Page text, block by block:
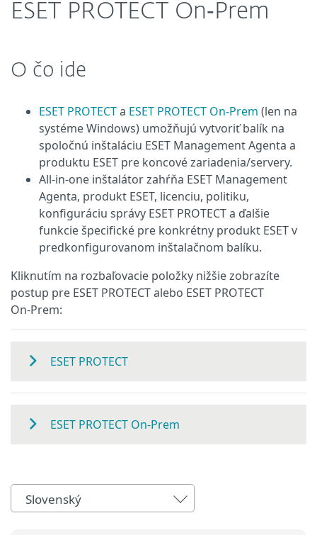
ESET PROTECT On‑Prem
O čo ide
ESET PROTECTa ESET PROTECT On-Prem (len na
systéme Windows) umožňujú vytvoriť balík na
spoločnú inštaláciu ESET Management Agenta a
produktu ESET pre koncové zariadenia/servery.
All-in-one inštalátor zahŕňa ESET Management
Agenta, produkt ESET, licenciu, politiku,
konfiguráciu správy ESET PROTECT a ďalšie
funkcie špecifické pre konkrétny produkt ESET v
predkonfigurovanom inštalačnom balíku.
Kliknutím na rozbaľovacie položky nižšie zobrazíte
postup pre ESET PROTECT alebo ESET PROTECT
On‑Prem:
ESET PROTECT
ESET PROTECT On-Prem
Slovenský